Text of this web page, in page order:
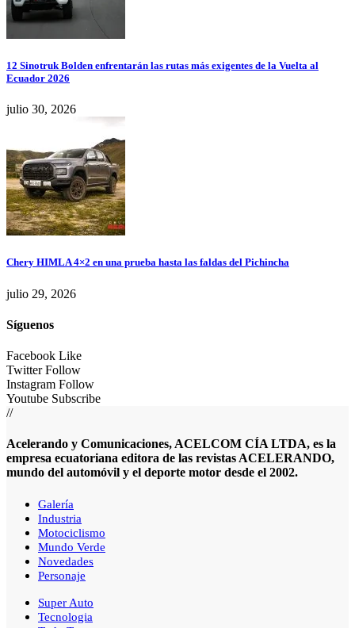
12 Sinotruk Bolden enfrentarán las rutas más exigentes de la Vuelta al
Ecuador 2026
julio 30, 2026
Chery HIMLA 4×2 en una prueba hasta las faldas del Pichincha
julio 29, 2026
Síguenos
Facebook Like
Twitter Follow
Instagram Follow
Youtube Subscribe
//
Acelerando y Comunicaciones, ACELCOM CÍA LTDA, es la
empresa ecuatoriana editora de las revistas ACELERANDO,
mundo del automóvil y el deporte motor desde el 2002.
Galería
Industria
Motociclismo
Mundo Verde
Novedades
Personaje
Super Auto
Tecnologia